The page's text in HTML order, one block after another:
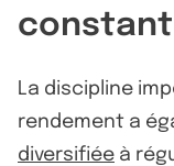
constant
La discipline
rendement a
diversifiée à